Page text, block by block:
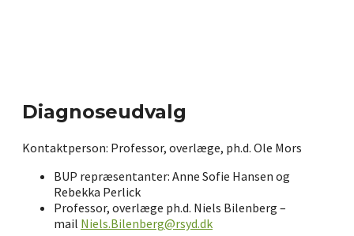
Diagnoseudvalg
Kontaktperson: Professor, overlæge, ph.d. Ole Mors
BUP repræsentanter: Anne Sofie Hansen og
Rebekka Perlick
Professor, overlæge ph.d. Niels Bilenberg –
mail Niels.Bilenberg@rsyd.dk